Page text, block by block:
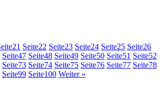
21 Seite22 Seite23 Seite24 Seite25 Seite26
Seite47 Seite48 Seite49 Seite50 Seite51 Seite52
Seite73 Seite74 Seite75 Seite76 Seite77 Seite78
Seite99 Seite100 Weiter »